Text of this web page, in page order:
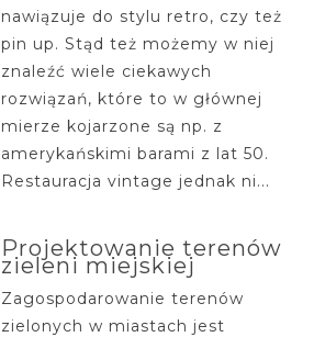
nawiązuje do stylu retro, czy też
pin up. Stąd też możemy w niej
znaleźć wiele ciekawych
rozwiązań, które to w głównej
mierze kojarzone są np. z
amerykańskimi barami z lat 50.
Restauracja vintage jednak ni...
Projektowanie terenów
zieleni miejskiej
Zagospodarowanie terenów
zielonych w miastach jest